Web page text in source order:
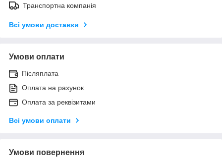
Транспортна компанія
Всі умови доставки
Умови оплати
Післяплата
Оплата на рахунок
Оплата за реквізитами
Всі умови оплати
Умови повернення